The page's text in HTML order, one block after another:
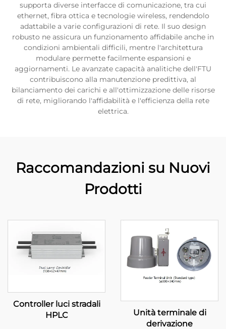
supporta diverse interfacce di comunicazione, tra cui
ethernet, fibra ottica e tecnologie wireless, rendendolo
adattabile a varie configurazioni di rete. Il suo design
robusto ne assicura un funzionamento affidabile anche in
condizioni ambientali difficili, mentre l'architettura
modulare permette facilmente espansioni e
aggiornamenti. Le avanzate capacità analitiche dell'FTU
contribuiscono alla manutenzione predittiva, al
bilanciamento dei carichi e all'ottimizzazione delle risorse
di rete, migliorando l'affidabilità e l'efficienza della rete
elettrica.
Raccomandazioni su Nuovi
Prodotti
Controller luci stradali
HPLC
Unità terminale di
derivazione